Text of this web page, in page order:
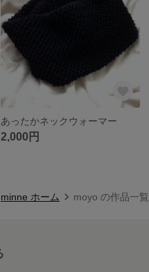
あったかネックウォーマー
2,000円
minne ホーム moyo の作品一覧